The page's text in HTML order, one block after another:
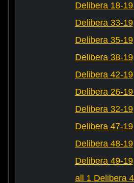
Delibera 18-
Delibera 33-19
Delibera 35-19
Delibera 38-19
Delibera 42-19
Delibera 26-
Delibera 32-19
Delibera 47-19
Delibera 48-19
Delibera 49-19
all 1 Delibera